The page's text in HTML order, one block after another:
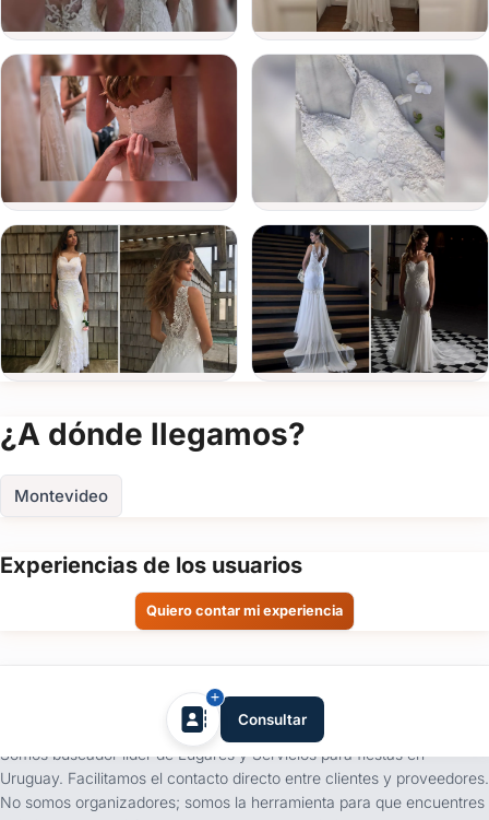
FOTOS
¿A dónde llegamos?
Montevideo
Experiencias de los usuarios
Quiero contar mi experiencia
Fecha
del
evento
Detalle
evento
Enviar consulta
Consultar
Somos buscador líder de Lugares y Servicios para fiestas en
Uruguay. Facilitamos el contacto directo entre clientes y proveedores.
No somos organizadores; somos la herramienta para que encuentres